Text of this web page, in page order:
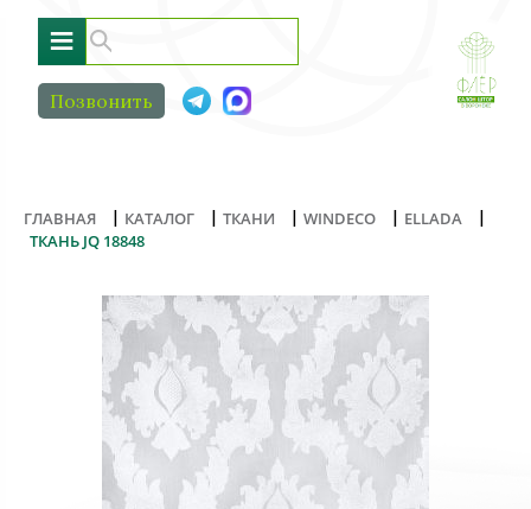
≡
Позвонить
ГЛАВНАЯ | КАТАЛОГ | ТКАНИ | WINDECO | ELLADA |
ТКАНЬ JQ 18848